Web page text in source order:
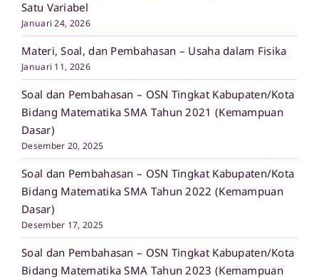
Satu Variabel
Januari 24, 2026
Materi, Soal, dan Pembahasan – Usaha dalam Fisika
Januari 11, 2026
Soal dan Pembahasan – OSN Tingkat Kabupaten/Kota
Bidang Matematika SMA Tahun 2021 (Kemampuan
Dasar)
Desember 20, 2025
Soal dan Pembahasan – OSN Tingkat Kabupaten/Kota
Bidang Matematika SMA Tahun 2022 (Kemampuan
Dasar)
Desember 17, 2025
Soal dan Pembahasan – OSN Tingkat Kabupaten/Kota
Bidang Matematika SMA Tahun 2023 (Kemampuan